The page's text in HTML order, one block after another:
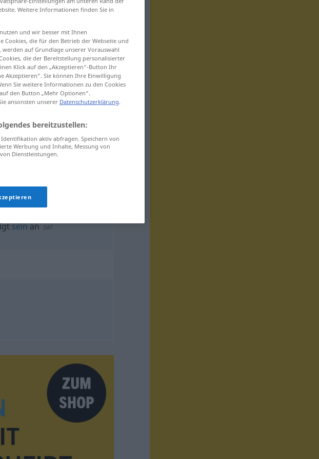
DAT
seinan DAT
Weitere Informationen finden Sie in
und wir besser mit Ihnen
die für den Betrieb der Webseite und
auf Grundlage unserer Vorauswahl
die der Bereitstellung personalisierter
Klick auf den „Akzeptieren“-Button Ihr
Akzeptieren“. Sie können Ihre Einwilligung
Sie weitere Informationen zu den Cookies
den Button „Mehr Optionen“.
ansonsten unserer Datenschutzerklärung.
bereitzustellen:
aktiv abfragen. Speichern von
Werbung und Inhalte, Messung von
Dienstleistungen.